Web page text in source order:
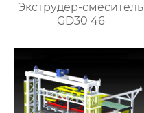
Экструдер-смеситель
GD30 46